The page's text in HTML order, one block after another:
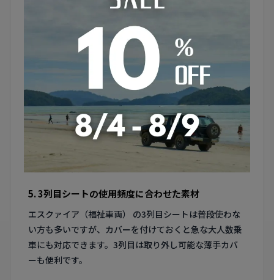
3. 子どもの食べこぼし対策は防水素材で
エスクァイア（福祉車両） をファミリーで使う場合、2
列目・3列目での食べこぼしは避けられません。PVCレザ
ーやPUレザーの防水カバーなら濡れタオルでサッと拭く
だけで清潔を保てます。
4. スライドドア側の乗降で擦れるシートサイド
エスクァイア（福祉車両） はスライドドアから乗り降り
する際、2列目シートのサイド部分が特に擦れやすいで
す。耐摩耗性の高い素材のカバーでこの部分を保護する
のが賢い選択です。
5. 3列目シートの使用頻度に合わせた素材
エスクァイア（福祉車両） の3列目シートは普段使わな
い方も多いですが、カバーを付けておくと急な大人数乗
車にも対応できます。3列目は取り外し可能な薄手カバ
ーも便利です。